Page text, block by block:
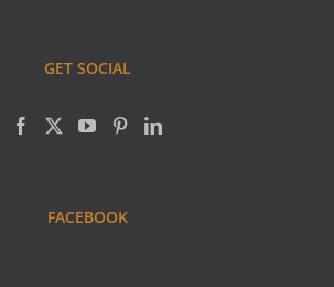
GET SOCIAL
FACEBOOK